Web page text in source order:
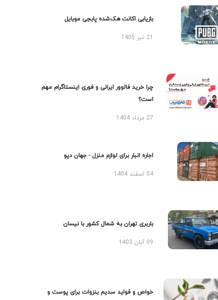
بازیابی اکانت هک‌شده پابجی موبایل
چرا خرید فالوور ایرانی و فوری اینستاگرام مهم
است؟
27 مرداد 1404
اجاره انبار برای لوازم منزل - جهان دپو
04 اسفند 1404
باربری تهران به شمال کشور با نیسان
09 آبان 1403
خواص و فواید سدیم بنزوات برای پوست و